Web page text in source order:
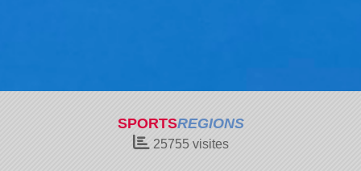
SPORTSREGIONS
25755visites